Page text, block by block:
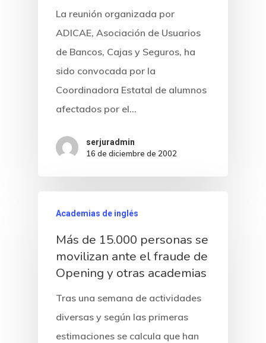
La reunión organizada por
ADICAE, Asociación de Usuarios
de Bancos, Cajas y Seguros, ha
sido convocada por la
Coordinadora Estatal de alumnos
afectados por el…
serjuradmin
16 de diciembre de 2002
Academias de inglés
Más de 15.000 personas se
movilizan ante el fraude de
Opening y otras academias
Tras una semana de actividades
diversas y según las primeras
estimaciones se calcula que han